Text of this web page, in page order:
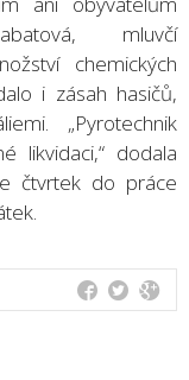
mluvčí
chemických
i zásah hasičů,
„Pyrotechnik
likvidaci,“ dodala
čtvrtek do práce